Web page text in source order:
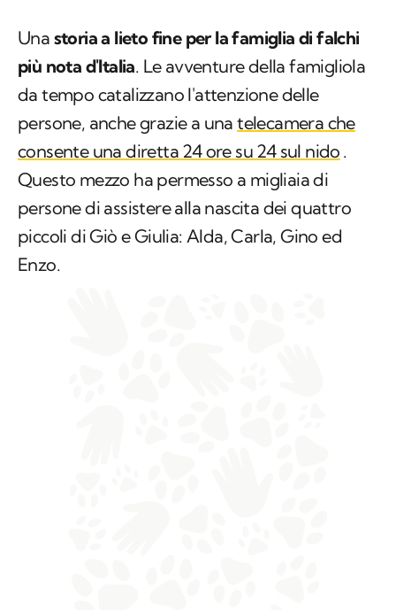
Unastoria a lieto fine per la famiglia di falchi
più nota d'Italia. Le avventure della famigliola
da tempo catalizzano l'attenzione delle
persone, anche grazie a unatelecamera che
consente una diretta 24 ore su 24 sul nido
Questo mezzo ha permesso a migliaia di
persone di assistere alla nascita dei quattro
piccoli di Giò e Giulia: Alda, Carla, Gino ed